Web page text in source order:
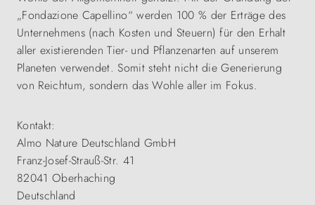
„Fondazione Capellino“ werden 100 % der Erträge des
Unternehmens (nach Kosten und Steuern) für den Erhalt
aller existierenden Tier- und Pflanzenarten auf unserem
Planeten verwendet. Somit steht nicht die Generierung
von Reichtum, sondern das Wohle aller im Fokus.
Kontakt:
Almo Nature Deutschland GmbH
Franz-Josef-Strauß-Str. 41
82041 Oberhaching
Deutschland